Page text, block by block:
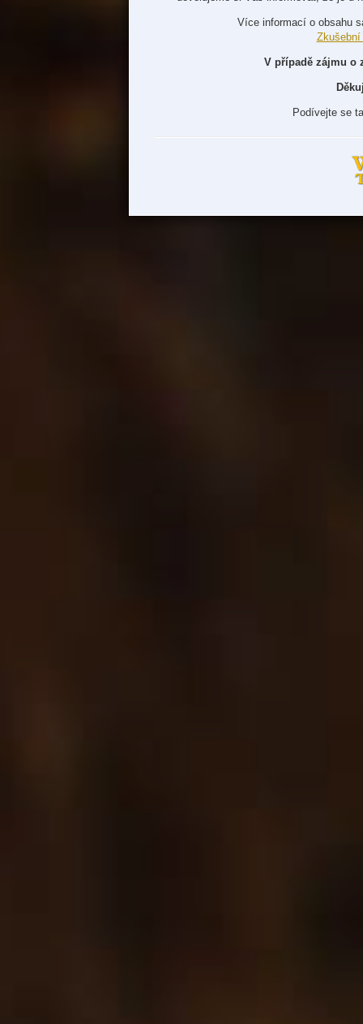
Více informací o obsahu
Zkušební
V případě zájmu o
Podívejte se